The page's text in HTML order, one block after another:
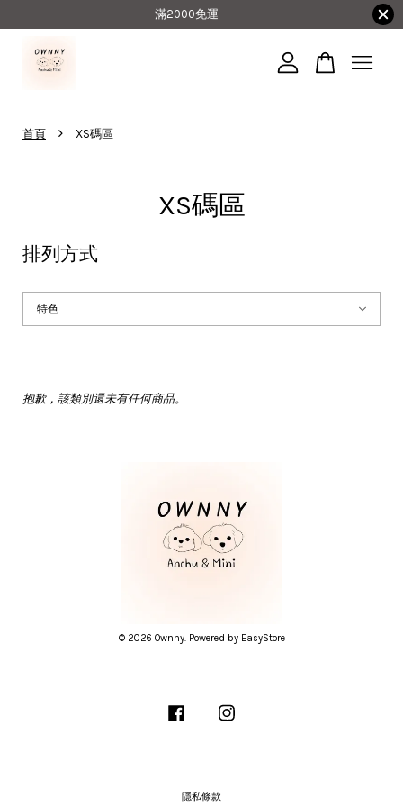
滿2000免運
首頁 › XS碼區
XS碼區
排列方式
抱歉，該類別還未有任何商品。
© 2026 Ownny. Powered by EasyStore
Facebook
隱私條款